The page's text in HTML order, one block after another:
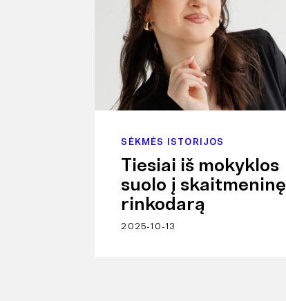
SĖKMĖS ISTORIJOS
Tiesiai iš mokyklos
suolo į skaitmeninę
rinkodarą
2025-10-13